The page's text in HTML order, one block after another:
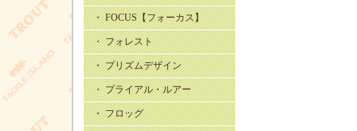
・ FOCUS【フォーカス】
・ フォレスト
・ プリズムデザイン
・ プライアル・ルアー
・ フロッグ